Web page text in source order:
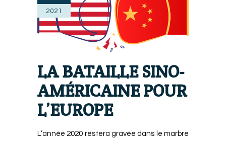
2021
LA BATAILLE SINO-
AMÉRICAINE POUR
L’EUROPE
L’année 2020 restera gravée dans le marbre